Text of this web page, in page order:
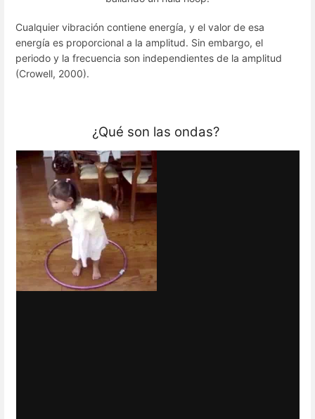
Cualquier vibración contiene energía, y el valor de esa
energía es proporcional a la amplitud. Sin embargo, el
periodo y la frecuencia son independientes de la amplitud
(Crowell, 2000).
¿Qué son las ondas?